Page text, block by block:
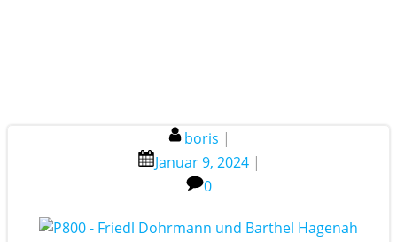
boris |
Januar 9, 2024 |
0